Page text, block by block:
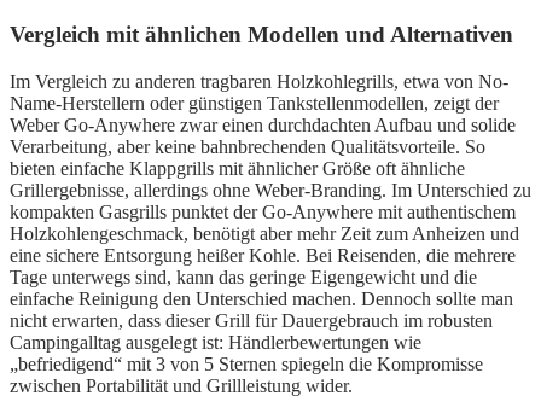
Vergleich mit ähnlichen Modellen und Alternativen
Im Vergleich zu anderen tragbaren Holzkohlegrills, etwa von No-
Name-Herstellern oder günstigen Tankstellenmodellen, zeigt der
Weber Go-Anywhere zwar einen durchdachten Aufbau und solide
Verarbeitung, aber keine bahnbrechenden Qualitätsvorteile. So
bieten einfache Klappgrills mit ähnlicher Größe oft ähnliche
Grillergebnisse, allerdings ohne Weber-Branding. Im Unterschied zu
kompakten Gasgrills punktet der Go-Anywhere mit authentischem
Holzkohlengeschmack, benötigt aber mehr Zeit zum Anheizen und
eine sichere Entsorgung heißer Kohle. Bei Reisenden, die mehrere
Tage unterwegs sind, kann das geringe Eigengewicht und die
einfache Reinigung den Unterschied machen. Dennoch sollte man
nicht erwarten, dass dieser Grill für Dauergebrauch im robusten
Campingalltag ausgelegt ist: Händlerbewertungen wie
„befriedigend“ mit 3 von 5 Sternen spiegeln die Kompromisse
zwischen Portabilität und Grillleistung wider.